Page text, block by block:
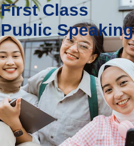
First Class
Public Speaking